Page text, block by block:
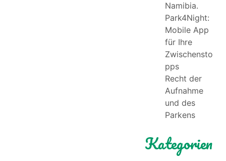
Namibia.
Park4Night:
Mobile App
für Ihre
Zwischensto
pps
Recht der
Aufnahme
und des
Parkens
Kategorien